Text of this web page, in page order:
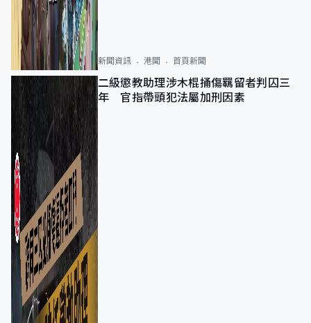
新聞資訊 港聞 首頁新聞
二級懲教助理涉木棍捅傷羈留者判囚三
年 官指帶頭犯法屬加刑因素